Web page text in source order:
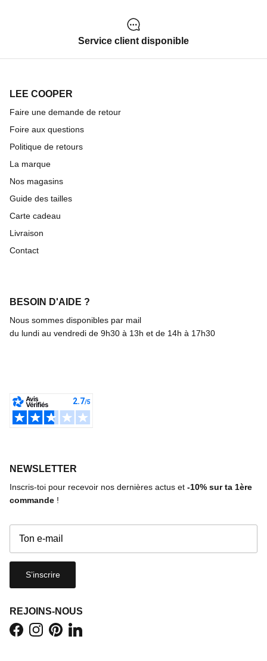
Service client disponible
LEE COOPER
Faire une demande de retour
Foire aux questions
Politique de retours
La marque
Nos magasins
Guide des tailles
Carte cadeau
Livraison
Contact
BESOIN D'AIDE ?
Nous sommes disponibles par mail
du lundi au vendredi de 9h30 à 13h et de 14h à 17h30
NEWSLETTER
Inscris-toi pour recevoir nos dernières actus et -10% sur ta 1ère
commande !
S’inscrire
REJOINS-NOUS
FacebookInstagram
PinterestLinkedIn